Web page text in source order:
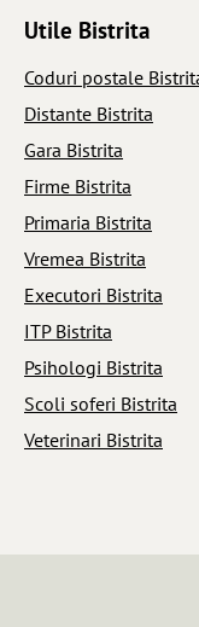
Utile Bistrita
Coduri postale
Distante Bistrita
Gara Bistrita
Firme Bistrita
Primaria Bistrita
Vremea Bistrita
Executori Bistrita
ITP Bistrita
Psihologi Bistrita
Scoli soferi Bistrita
Veterinari Bistrita